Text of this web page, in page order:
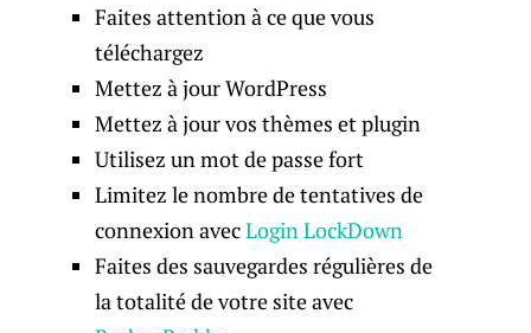
Faites attention à ce que vous
téléchargez
Mettez à jour WordPress
Mettez à jour vos thèmes et plugin
Utilisez un mot de passe fort
Limitez le nombre de tentatives de
connexion avecLogin LockDown
Faites des sauvegardes régulières de
la totalité de votre site avec